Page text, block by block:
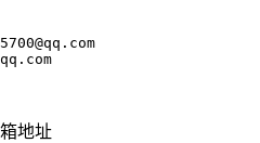
地址